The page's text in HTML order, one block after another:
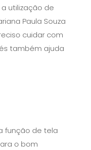
utilização de
Paula Souza
cuidar com
também ajuda
função de tela
o bom